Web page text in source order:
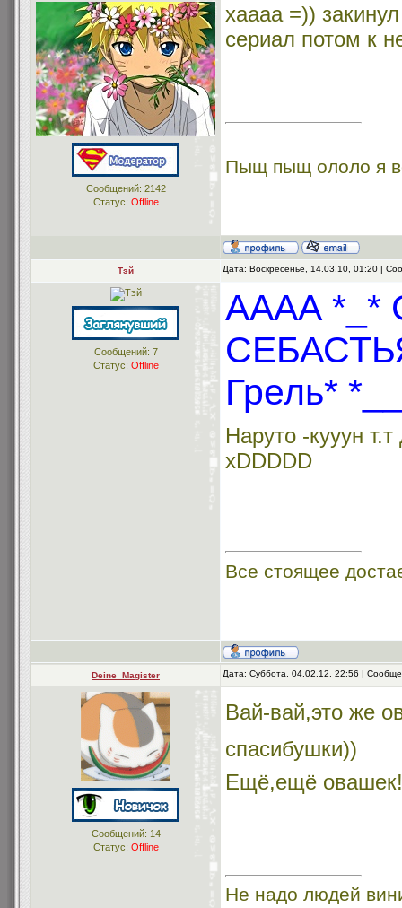
Сообщений: 2142
Статус: Offline
хаааа =))
сериал потом к
Пыщ пыщ ололо я
Тэй Дата: Воскресенье, 14.03.10, 01:20 |
Сообщений: 7
Статус: Offline
АААА *_*
Грель*
Наруто -кууун
xDDDDD
Все стоящее
Deine_Magister Дата: Суббота, 04.02.12, 22:56 |
Сообщений: 14
Статус: Offline
Вай-вай,это же
спасибушки))
Ещё,ещё
Не надо людей